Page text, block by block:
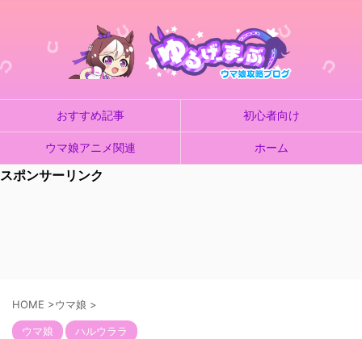
おすすめ記事 初心者向け
ウマ娘アニメ関連 ホーム
スポンサーリンク
HOME >ウマ娘 >
ウマ娘 ハルウララ